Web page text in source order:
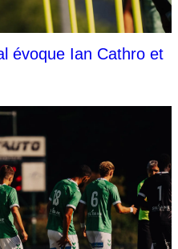
évoque Ian Cathro et